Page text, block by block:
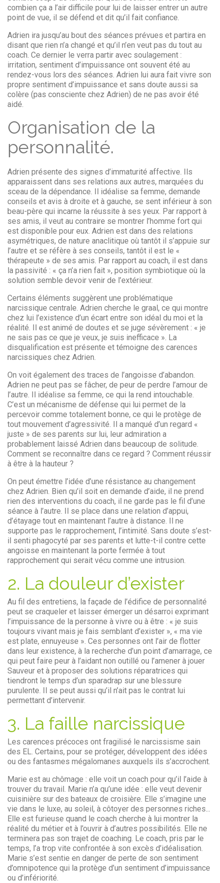
combien ça a l’air difficile pour lui de laisser entrer un autre
point de vue, il se défend et dit qu’il fait confiance.
Adrien ira jusqu’au bout des séances prévues et partira en
disant que rien n’a changé et qu’il n’en veut pas du tout au
coach. Ce dernier le verra partir avec soulagement :
irritation, sentiment d’impuissance ont souvent été au
rendez-vous lors des séances. Adrien lui aura fait vivre son
propre sentiment d’impuissance et sans doute aussi sa
colère (pas consciente chez Adrien) de ne pas avoir été
aidé.
Organisation de la
personnalité.
Adrien présente des signes d’immaturité affective. Ils
apparaissent dans ses relations aux autres, marquées du
sceau de la dépendance. Il idéalise sa femme, demande
conseils et avis à droite et à gauche, se sent inférieur à son
beau-père qui incarne la réussite à ses yeux. Par rapport à
ses amis, il veut au contraire se montrer l’homme fort qui
est disponible pour eux. Adrien est dans des relations
asymétriques, de nature anaclitique où tantôt il s’appuie sur
l’autre et se réfère à ses conseils, tantôt il est le «
thérapeute » de ses amis. Par rapport au coach, il est dans
la passivité : « ça n’a rien fait », position symbiotique où la
solution semble devoir venir de l’extérieur.
Certains éléments suggèrent une problématique
narcissique centrale. Adrien cherche le graal, ce qui montre
chez lui l’existence d’un écart entre son idéal du moi et la
réalité. Il est animé de doutes et se juge sévèrement : « je
ne sais pas ce que je veux, je suis inefficace ». La
disqualification est présente et témoigne des carences
narcissiques chez Adrien.
On voit également des traces de l’angoisse d’abandon.
Adrien ne peut pas se fâcher, de peur de perdre l’amour de
l’autre. Il idéalise sa femme, ce qui la rend intouchable.
C’est un mécanisme de défense qui lui permet de la
percevoir comme totalement bonne, ce qui le protège de
tout mouvement d’agressivité. Il a manqué d’un regard «
juste » de ses parents sur lui, leur admiration a
probablement laissé Adrien dans beaucoup de solitude.
Comment se reconnaître dans ce regard ? Comment réussir
à être à la hauteur ?
On peut émettre l’idée d’une résistance au changement
chez Adrien. Bien qu’il soit en demande d’aide, il ne prend
rien des interventions du coach, il ne garde pas le fil d’une
séance à l’autre. Il se place dans une relation d’appui,
d’étayage tout en maintenant l’autre à distance. Il ne
supporte pas le rapprochement, l’intimité. Sans doute s’est-
il senti phagocyté par ses parents et lutte-t-il contre cette
angoisse en maintenant la porte fermée à tout
rapprochement qui serait vécu comme une intrusion.
2. La douleur d’exister
Au fil des entretiens, la façade de l’édifice de personnalité
peut se craqueler et laisser émerger un désarroi exprimant
l’impuissance de la personne à vivre ou à être : « je suis
toujours vivant mais je fais semblant d’exister », « ma vie
est plate, ennuyeuse ». Ces personnes ont l’air de flotter
dans leur existence, à la recherche d’un point d’amarrage, ce
qui peut faire peur à l’aidant non outillé ou l’amener à jouer
Sauveur et à proposer des solutions réparatrices qui
tiendront le temps d’un sparadrap sur une blessure
purulente. Il se peut aussi qu’il n’ait pas le contrat lui
permettant d’intervenir.
3. La faille narcissique
Les carences précoces ont fragilisé le narcissisme sain
des EL. Certains, pour se protéger, développent des idées
ou des fantasmes mégalomanes auxquels ils s’accrochent.
Marie est au chômage : elle voit un coach pour qu’il l’aide à
trouver du travail. Marie n’a qu’une idée : elle veut devenir
cuisinière sur des bateaux de croisière. Elle s’imagine une
vie dans le luxe, au soleil, à côtoyer des personnes riches...
Elle est furieuse quand le coach cherche à lui montrer la
réalité du métier et à l’ouvrir à d’autres possibilités. Elle ne
terminera pas son trajet de coaching. Le coach, pris par le
temps, l’a trop vite confrontée à son excès d’idéalisation.
Marie s’est sentie en danger de perte de son sentiment
d’omnipotence qui la protège d’un sentiment d’impuissance
ou d’infériorité.